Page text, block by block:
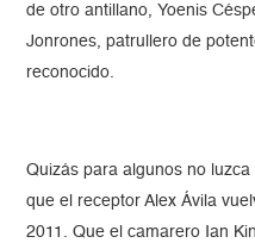
de otro antillano, Yoenis
Jonrones, patrullero de
reconocido.
Quizás para algunos no
que el receptor Alex Ávila
2011. Que el camarero Ian